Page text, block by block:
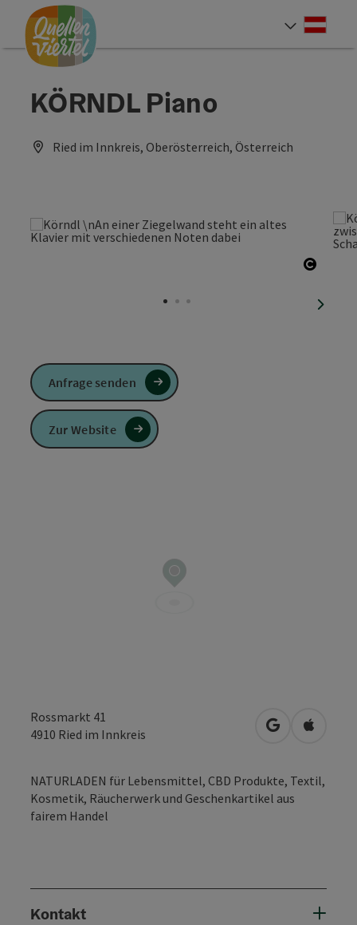
Zum Inhalt
Zur Navigation
Zum Seitenanfang
KÖRNDL Piano
Ried im Innkreis, Oberösterreich, Österreich
Rossmarkt 41
4910 Ried im Innkreis in Google
in
NATURLADEN für Lebensmittel, CBD Produkte, Textil,
Kosmetik, Räucherwerk und Geschenkartikel aus
fairem Handel
Kontakt
Anfrage senden
Zur Website